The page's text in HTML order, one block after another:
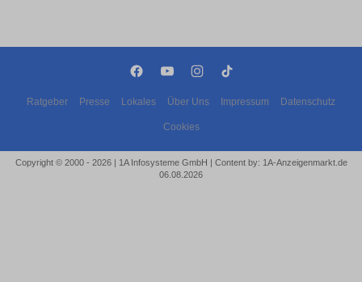
Ratgeber Presse Lokales Über Uns Impressum Datenschutz
Cookies
Copyright © 2000 - 2026 | 1A Infosysteme GmbH | Content by: 1A-Anzeigenmarkt.de
06.08.2026